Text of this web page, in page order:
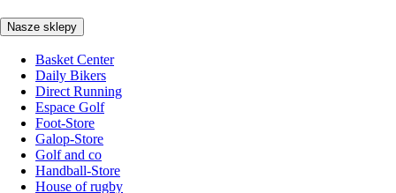
Nasze sklepy
Basket Center
Daily Bikers
Direct Running
Espace Golf
Foot-Store
Galop-Store
Golf and co
Handball-Store
House of rugby